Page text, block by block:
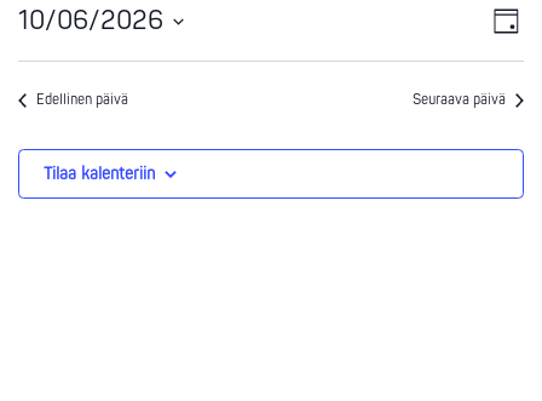
10.6.2026
Päivä
10/06/2026
Valitse
Edellinen päivä Seuraava päivä
Tilaa kalenteriin